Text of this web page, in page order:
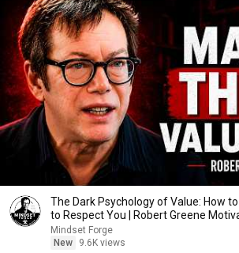
The Dark Psychology of Value: How
to Respect You | Robert Greene
Mindset Forge
New
9.6K views